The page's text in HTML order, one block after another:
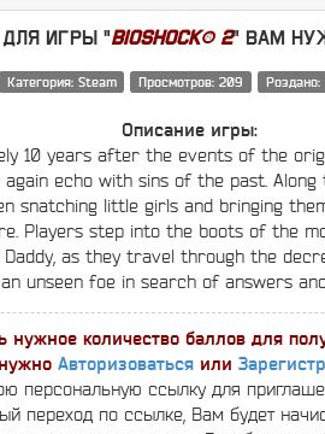
игры "BioShock® 2" Вам
Категория: Steam Просмотров: 209 Роздано:
Описание игры:
10 years after the events of the
echo with sins of the past.
snatching little girls and bringing
Players step into the boots of the
Daddy, as they travel through the
unseen foe in search of answers
нужное количество баллов для
Авторизоваться или
персональную ссылку для
переход по ссылке, Вам будет